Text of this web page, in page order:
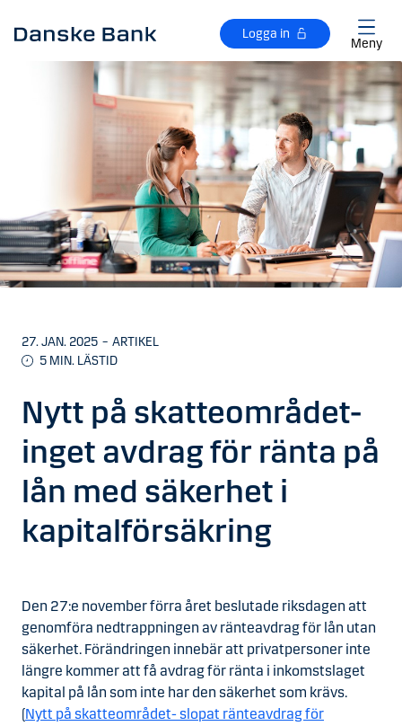
Logga in
Meny
27. JAN. 2025 – ARTIKEL
5 MIN. LÄSTID
Nytt på skatteområdet-
inget avdrag för ränta på
lån med säkerhet i
kapitalförsäkring
Den 27:e november förra året beslutade riksdagen att
genomföra nedtrappningen av ränteavdrag för lån utan
säkerhet. Förändringen innebär att privatpersoner inte
längre kommer att få avdrag för ränta i inkomstslaget
kapital på lån som inte har den säkerhet som krävs.
(Nytt på skatteområdet- slopat ränteavdrag för